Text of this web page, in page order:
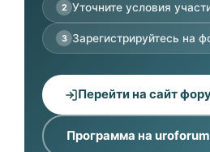
2 Уточните условия
3 Зарегистрируйтесь на
Перейти на сайт
Программа на